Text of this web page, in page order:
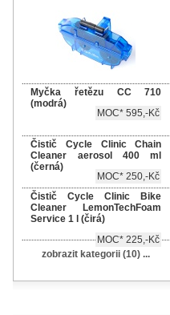
Myčka řetězu CC 710
(modrá)
MOC* 595,-Kč
Čistič Cycle Clinic Chain
Cleaner aerosol 400 ml
(černá)
MOC* 250,-Kč
Čistič Cycle Clinic Bike
Cleaner LemonTechFoam
Service 1 l (čirá)
MOC* 225,-Kč
zobrazit kategorii (10) ...